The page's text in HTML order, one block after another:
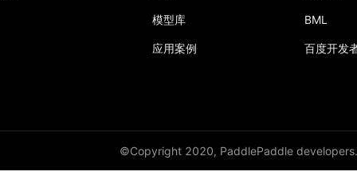
模型库
应用案例
BML
百度开发
©Copyright 2020, PaddlePaddle developers.